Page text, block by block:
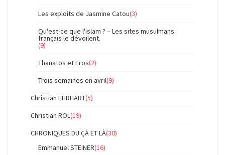
Les exploits de Jasmine Catou(3)
Qu'est-ce que l'islam ? – Les sites musulmans
français le dévoilent.
(9)
Thanatos et Eros(2)
Trois semaines en avril(9)
Christian EHRHART(5)
Christian ROL(19)
CHRONIQUES DU ÇÀ ET LÀ(30)
Emmanuel STEINER(16)